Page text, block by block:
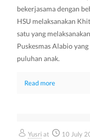
bekerjasama dengan
HSU melaksanakan
satu yang
Puskesmas Alabio
puluhan anak.
Read more
Yusri at 10 July